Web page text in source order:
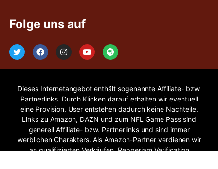
Folge uns auf
Dieses Internetangebot enthält sogenannte Affiliate- bzw.
Partnerlinks. Durch Klicken darauf erhalten wir eventuell
eine Provision. User entstehen dadurch keine Nachteile.
Links zu Amazon, DAZN und zum NFL Game Pass sind
generell Affiliate- bzw. Partnerlinks und sind immer
werblichen Charakters. Als Amazon-Partner verdienen wir
an qualifizierten Verkäufen. Pepperjam Verification